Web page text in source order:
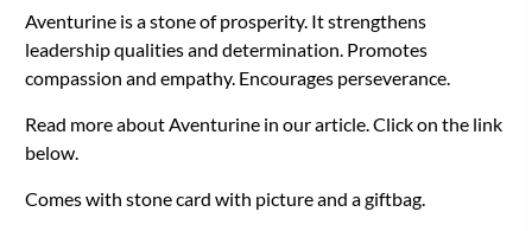
Aventurine is a stone of prosperity. It strengthens
leadership qualities and determination. Promotes
compassion and empathy. Encourages perseverance.
Read more about Aventurine in our article. Click on the link
below.
Comes with stone card with picture and a giftbag.